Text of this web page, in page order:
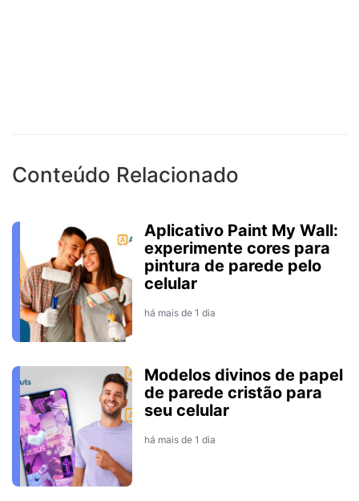
Conteúdo Relacionado
Aplicativo Paint My Wall:
experimente cores para
pintura de parede pelo
celular
há mais de 1 dia
Modelos divinos de papel
de parede cristão para
seu celular
há mais de 1 dia